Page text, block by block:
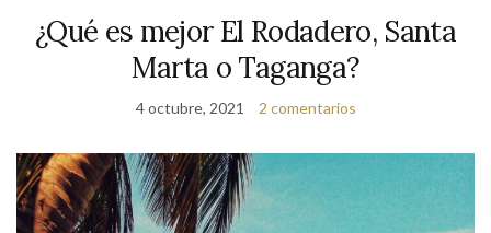
¿Qué es mejor El Rodadero, Santa
Marta o Taganga?
4 octubre, 2021 2 comentarios